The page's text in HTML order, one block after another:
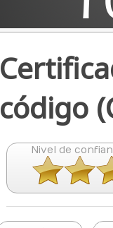
código (
Nivel de